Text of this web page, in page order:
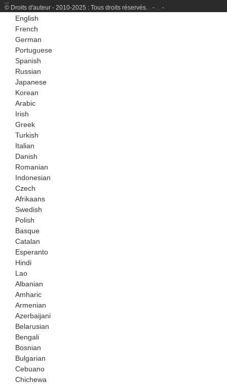
© Droits d'auteur - 2010-2025 : Tous droits réservés. - -
English
French
German
Portuguese
Spanish
Russian
Japanese
Korean
Arabic
Irish
Greek
Turkish
Italian
Danish
Romanian
Indonesian
Czech
Afrikaans
Swedish
Polish
Basque
Catalan
Esperanto
Hindi
Lao
Albanian
Amharic
Armenian
Azerbaijani
Belarusian
Bengali
Bosnian
Bulgarian
Cebuano
Chichewa